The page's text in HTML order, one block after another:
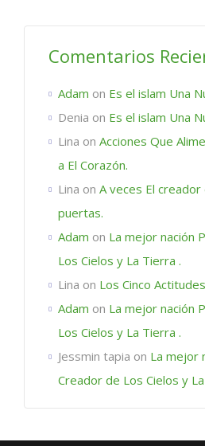
Comentarios
Adam on Es el islam Una
Denia on Es el islam Una
Lina on Acciones Que
a El Corazón.
Lina on A veces El
puertas.
Adam on La mejor nación
Los Cielos y La Tierra .
Lina on Los Cinco
Adam on La mejor nación
Los Cielos y La Tierra .
Jessmin tapia on La mejor
Creador de Los Cielos y